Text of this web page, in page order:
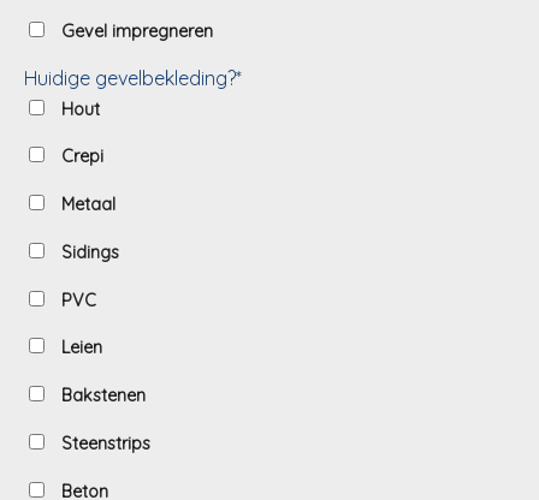
Gevel impregneren
Huidige gevelbekleding?*
Hout
Crepi
Metaal
Sidings
PVC
Leien
Bakstenen
Steenstrips
Beton